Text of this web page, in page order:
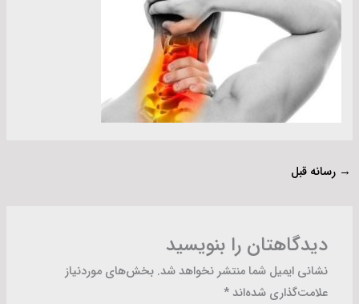
→ رسانه قبل
دیدگاهتان را بنویسید
نشانی ایمیل شما منتشر نخواهد شد. بخش‌های موردنیاز
علامت‌گذاری شده‌اند*